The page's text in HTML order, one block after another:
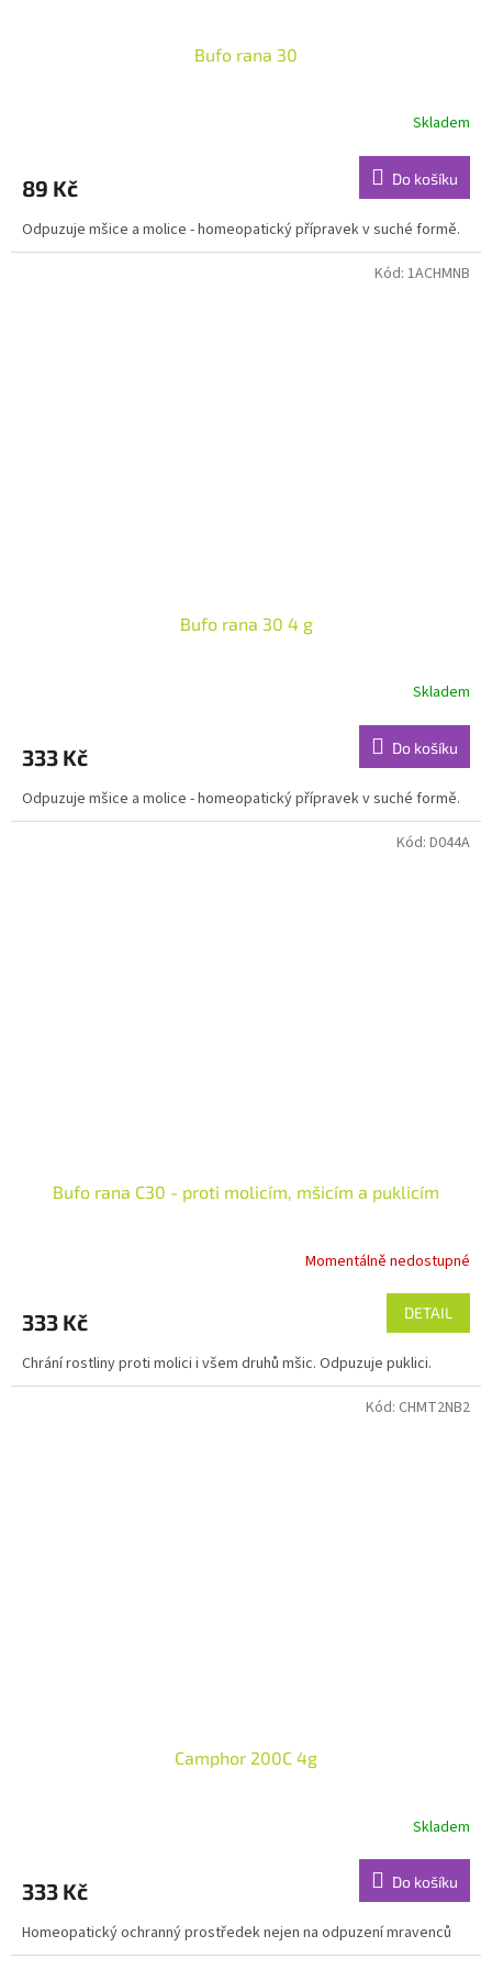
Bufo rana 30
Skladem
89 Kč Do košíku
Odpuzuje mšice a molice - homeopatický přípravek v suché formě.
Bufo rana 30 4 g
Skladem
333 Kč Do košíku
Odpuzuje mšice a molice - homeopatický přípravek v suché formě.
Kód: 1ACHMNB
Bufo rana C30 - proti molicím, mšicím a puklicím
Momentálně nedostupné
333 Kč DETAIL
Chrání rostliny proti molici i všem druhů mšic. Odpuzuje puklici.
Kód: D044A
Camphor 200C 4g
Skladem
333 Kč Do košíku
Homeopatický ochranný prostředek nejen na odpuzení mravenců
Kód: CHMT2NB2